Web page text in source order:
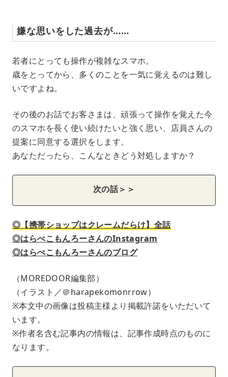
嫌な思いをした過去が……
若者にとっても操作が複雑なスマホ。
歳をとってから、多くのことを一気に覚えるのは難し
いですよね。
その後のお話でお客さまは、頑張って操作を覚えた今
のスマホを長く使い続けたいと強く思い、店員さんの
提案に同意する選択をします。
あなただったら、こんなときどう対処しますか？
次の話＞＞
◎【携帯ショップはクレームだらけ】全話
◎はらぺこもんろーさんのInstagram
◎はらぺこもんろーさんのブログ
（MOREDOOR編集部）
（イラスト／＠harapekomonrrow）
※本文中の画像は投稿主様より掲載許諾をいただいて
います。
※作者名含む記事内の情報は、記事作成時点のものに
なります。